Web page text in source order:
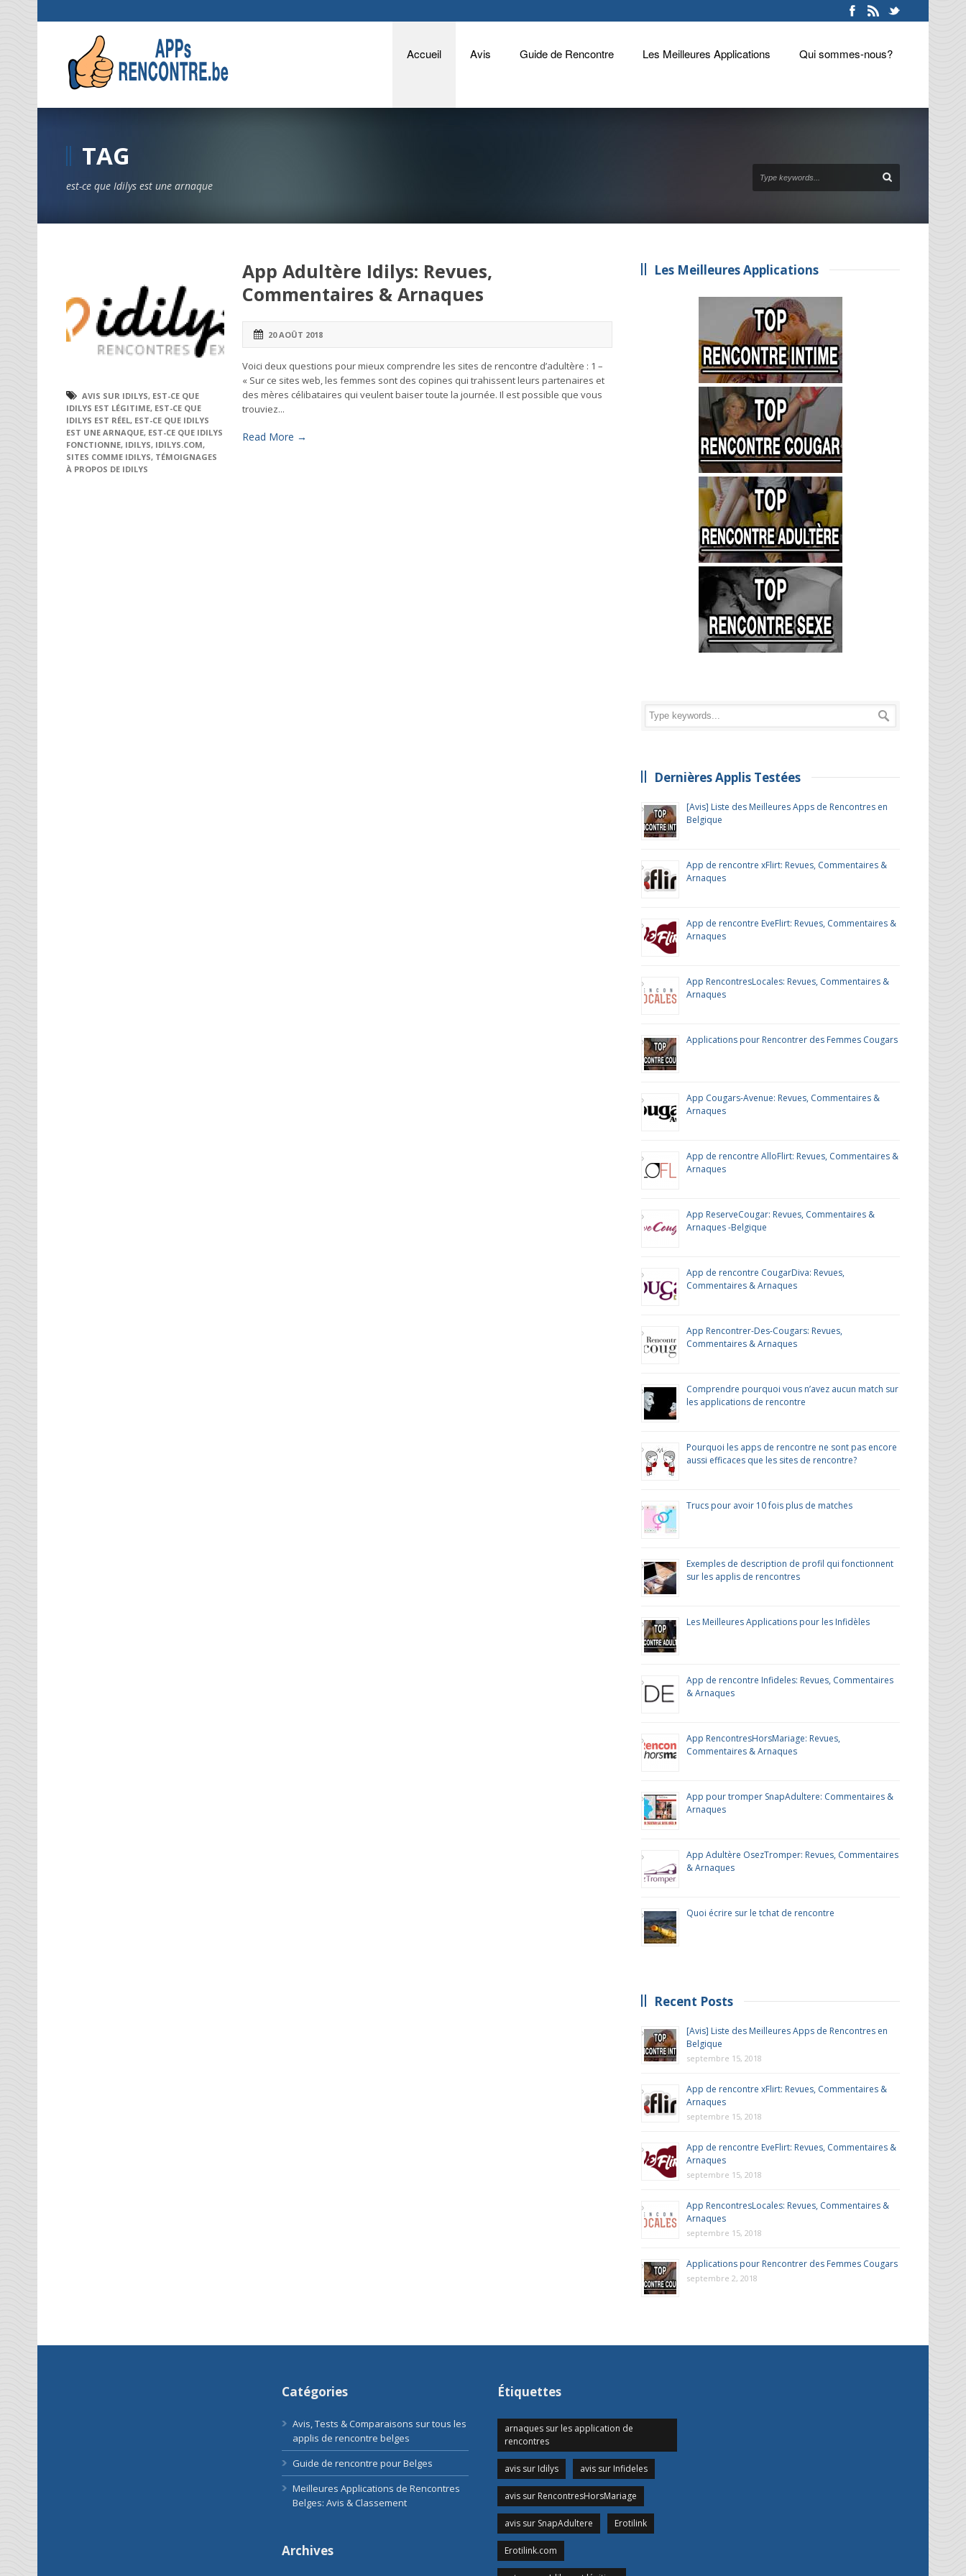
Accueil Avis Guide de Rencontre Les Meilleures Applications Qui sommes-nous?
TAG
est-ce que Idilys est une arnaque
AVIS SUR IDILYS, EST-CE QUE
IDILYS EST LÉGITIME, EST-CE QUE
IDILYS EST RÉEL, EST-CE QUE IDILYS
EST UNE ARNAQUE, EST-CE QUE IDILYS
FONCTIONNE, IDILYS, IDILYS.COM,
SITES COMME IDILYS, TÉMOIGNAGES
À PROPOS DE IDILYS
App Adultère Idilys: Revues,
Commentaires & Arnaques
20 AOÛT 2018
Voici deux questions pour mieux comprendre les sites de rencontre d’adultère : 1 –
« Sur ce sites web, les femmes sont des copines qui trahissent leurs partenaires et
des mères célibataires qui veulent baiser toute la journée. Il est possible que vous
trouviez...
Read More →
Les Meilleures Applications
Dernières Applis Testées
[Avis] Liste des Meilleures Apps de Rencontres en
Belgique
App de rencontre xFlirt: Revues, Commentaires &
Arnaques
App de rencontre EveFlirt: Revues, Commentaires &
Arnaques
App RencontresLocales: Revues, Commentaires &
Arnaques
Applications pour Rencontrer des Femmes Cougars
App Cougars-Avenue: Revues, Commentaires &
Arnaques
App de rencontre AlloFlirt: Revues, Commentaires &
Arnaques
App ReserveCougar: Revues, Commentaires &
Arnaques -Belgique
App de rencontre CougarDiva: Revues,
Commentaires & Arnaques
App Rencontrer-Des-Cougars: Revues,
Commentaires & Arnaques
Comprendre pourquoi vous n’avez aucun match sur
les applications de rencontre
Pourquoi les apps de rencontre ne sont pas encore
aussi efficaces que les sites de rencontre?
Trucs pour avoir 10 fois plus de matches
Exemples de description de profil qui fonctionnent
sur les applis de rencontres
Les Meilleures Applications pour les Infidèles
App de rencontre Infideles: Revues, Commentaires
& Arnaques
App RencontresHorsMariage: Revues,
Commentaires & Arnaques
App pour tromper SnapAdultere: Commentaires &
Arnaques
App Adultère OsezTromper: Revues, Commentaires
& Arnaques
Quoi écrire sur le tchat de rencontre
Recent Posts
[Avis] Liste des Meilleures Apps de Rencontres en
Belgique
septembre 15, 2018
App de rencontre xFlirt: Revues, Commentaires &
Arnaques
septembre 15, 2018
App de rencontre EveFlirt: Revues, Commentaires &
Arnaques
septembre 15, 2018
App RencontresLocales: Revues, Commentaires &
Arnaques
septembre 15, 2018
Applications pour Rencontrer des Femmes Cougars
septembre 2, 2018
Catégories
Avis, Tests & Comparaisons sur tous les
applis de rencontre belges
Guide de rencontre pour Belges
Meilleures Applications de Rencontres
Belges: Avis & Classement
Archives
Étiquettes
arnaques sur les application de
rencontres
avis sur Idilys avis sur Infideles
avis sur RencontresHorsMariage
avis sur SnapAdultere Erotilink
Erotilink.com